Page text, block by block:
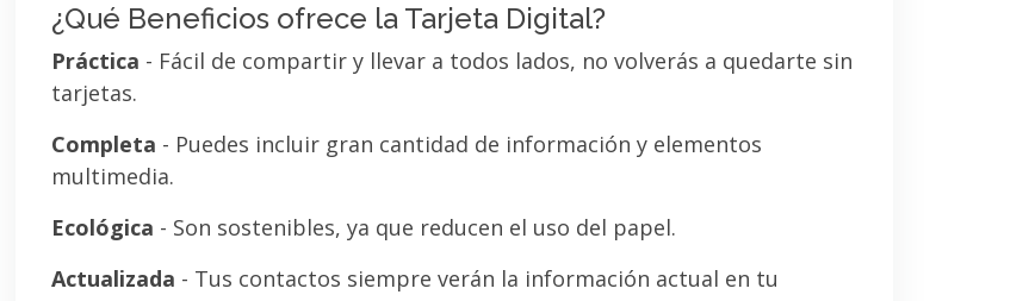
¿Qué Beneficios ofrece la Tarjeta Digital?
Práctica - Fácil de compartir y llevar a todos lados, no volverás a quedarte sin
tarjetas.
Completa - Puedes incluir gran cantidad de información y elementos
multimedia.
Ecológica - Son sostenibles, ya que reducen el uso del papel.
Actualizada - Tus contactos siempre verán la información actual en tu